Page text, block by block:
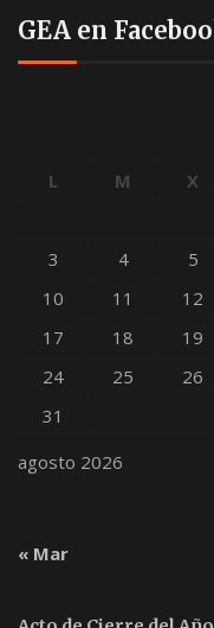
GEA en
agosto 2026
L M X
3
4 5
10
11 12
17
18 19
24
25 26
31
« Mar